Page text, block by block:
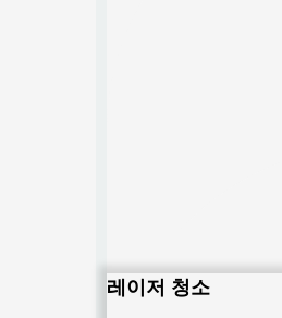
레이저 청소